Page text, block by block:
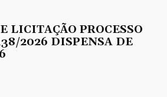
LICITAÇÃO PROCESSO
2026 DISPENSA DE